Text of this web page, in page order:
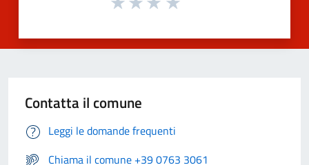
Contatta il comune
Leggi le domande frequenti
Chiama il comune +39 0763 3061